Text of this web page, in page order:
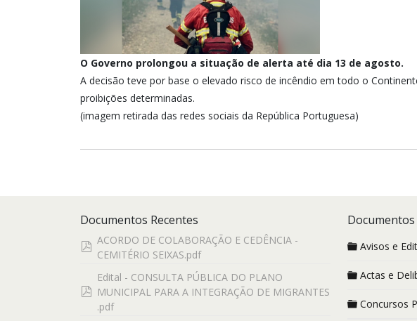
O Governo prolongou a situação de alerta até dia 13 de agosto.
A decisão teve por base o elevado risco de incêndio em todo o
proibições determinadas.
(imagem retirada das redes sociais da República Portuguesa)
Documentos Recentes
pdf
ACORDO DE COLABORAÇÃO E CEDÊNCIA -
CEMITÉRIO SEIXAS.pdf
pdf
Edital - CONSULTA PÚBLICA DO PLANO
MUNICIPAL PARA A INTEGRAÇÃO DE MIGRANTES
.pdf
Avisos e
Actas e
Concursos